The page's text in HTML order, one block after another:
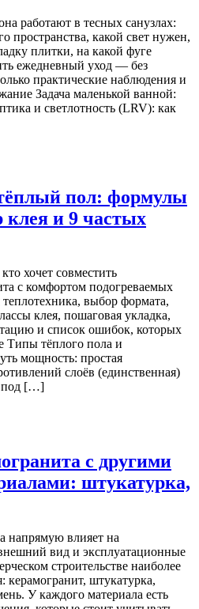
работают в тесных санузлах:
пространства, какой свет нужен,
плитки, на какой фуге
ежедневный уход — без
практические наблюдения и
Задача маленькой ванной:
и светлотность (LRV): как
пол: формулы
и 9 частых
хочет совместить
с комфортом подогреваемых
выбор формата,
клея, пошаговая укладка,
и список ошибок, которых
Типы тёплого пола и
мощность: простая
слоёв (единственная)
под […]
с другими
штукатурка,
напрямую влияет на
вид и эксплуатационные
строительстве наиболее
штукатурка,
У каждого материала есть